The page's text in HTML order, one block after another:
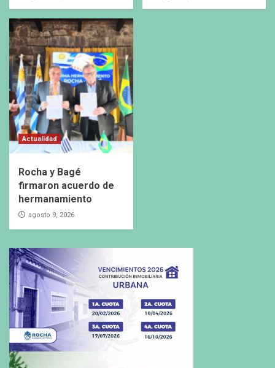
Actualidad
Rocha y Bagé
firmaron acuerdo de
hermanamiento
agosto 9, 2026